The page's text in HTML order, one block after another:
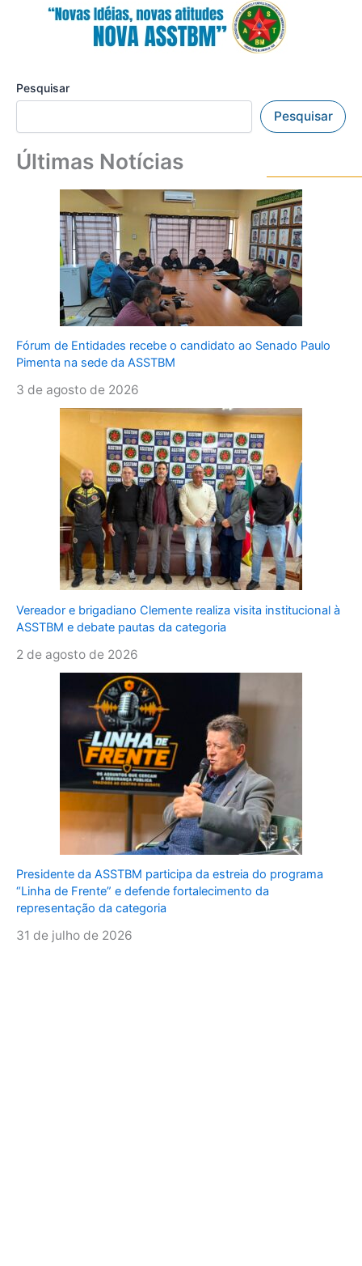
Pesquisar
Pesquisar
Últimas Notícias
Fórum de Entidades recebe o candidato ao Senado Paulo
Pimenta na sede da ASSTBM
3 de agosto de 2026
Vereador e brigadiano Clemente realiza visita institucional à
ASSTBM e debate pautas da categoria
2 de agosto de 2026
Presidente da ASSTBM participa da estreia do programa
“Linha de Frente” e defende fortalecimento da
representação da categoria
31 de julho de 2026